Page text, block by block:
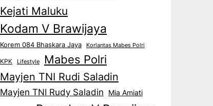
Kejati Maluku
Kodam V Brawijaya
Korem 084 Bhaskara Jaya Korlantas Mabes Polri
KPK Lifestyle Mabes Polri
Mayjen TNI Rudi Saladin
Mayjen TNI Rudy Saladin Mia Amiati